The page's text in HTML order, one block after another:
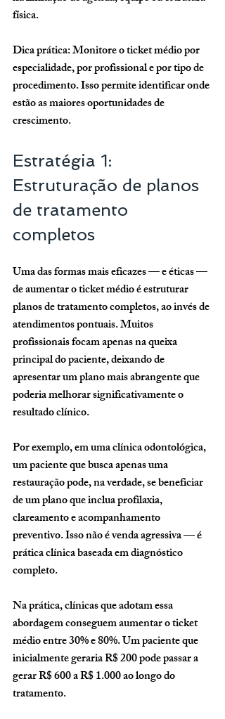
física.
Dica prática: Monitore o ticket médio por
especialidade, por profissional e por tipo de
procedimento. Isso permite identificar onde
estão as maiores oportunidades de
crescimento.
Estratégia 1:
Estruturação de planos
de tratamento
completos
Uma das formas mais eficazes — e éticas —
de aumentar o ticket médio é estruturar
planos de tratamento completos, ao invés de
atendimentos pontuais. Muitos
profissionais focam apenas na queixa
principal do paciente, deixando de
apresentar um plano mais abrangente que
poderia melhorar significativamente o
resultado clínico.
Por exemplo, em uma clínica odontológica,
um paciente que busca apenas uma
restauração pode, na verdade, se beneficiar
de um plano que inclua profilaxia,
clareamento e acompanhamento
preventivo. Isso não é venda agressiva — é
prática clínica baseada em diagnóstico
completo.
Na prática, clínicas que adotam essa
abordagem conseguem aumentar o ticket
médio entre 30% e 80%. Um paciente que
inicialmente geraria R$ 200 pode passar a
gerar R$ 600 a R$ 1.000 ao longo do
tratamento.